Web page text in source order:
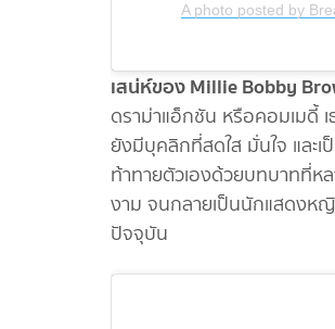
A photo posted by
เสน่ห์ของ Millie Bobby
ดราม่าแอ็กชัน หรือคอมเมดี้
ยังมีบุคลิกที่สดใส มั่นใจ และ
ท้าทายตัวเองด้วยบทบาทที่ห
งาม จนกลายเป็นนักแสดงห
ปัจจุบัน